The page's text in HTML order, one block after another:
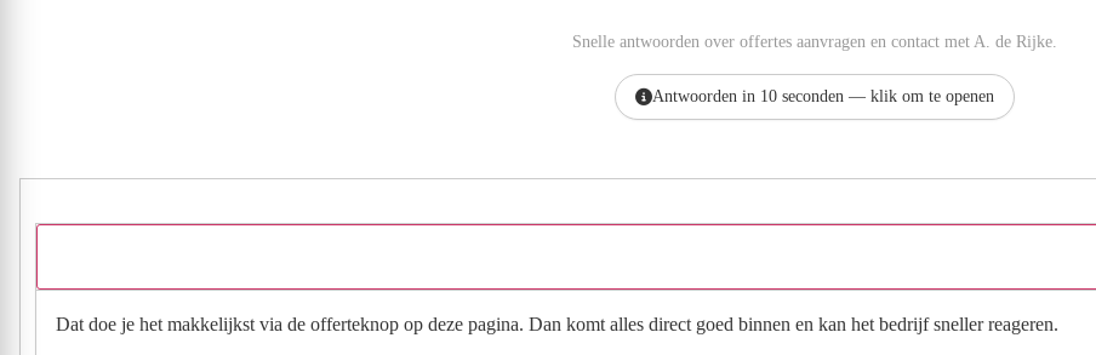
Snelle antwoorden over offertes aanvragen en contact met A. de Rijke.
Antwoorden in 10 seconden — klik om te openen
Dat doe je het makkelijkst via de offerteknop op deze pagina. Dan komt alles direct goed binnen en kan het bedrijf sneller reageren.